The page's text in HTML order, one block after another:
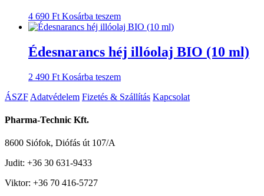
4 690 Ft Kosárba teszem
Édesnarancs héj illóolaj BIO (10 ml)
2 490 Ft Kosárba teszem
ÁSZF Adatvédelem Fizetés & Szállítás Kapcsolat
Pharma-Technic Kft.
8600 Siófok, Diófás út 107/A
Judit: +36 30 631-9433
Viktor: +36 70 416-5727